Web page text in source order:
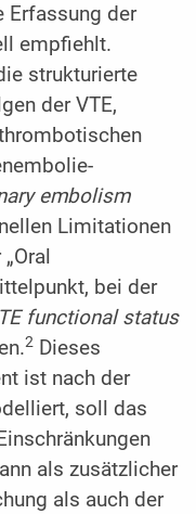
Erfassung der
empfiehlt.
strukturierte
der VTE,
embolism
Limitationen
bei der
functional status
2Dieses
ist nach der
soll das
als zusätzlicher
als auch der